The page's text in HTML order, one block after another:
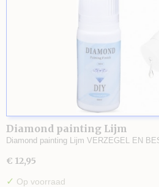
Diamond painting Lijm
Diamond painting Lijm VERZEGEL EN
€ 12,95
✓ Op voorraad